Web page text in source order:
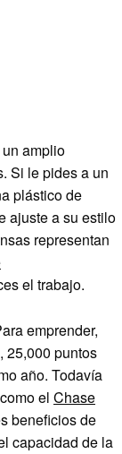
amplio
Si le pides a un
plástico de
ajuste a su estilo
representan
el trabajo.
emprender,
25,000 puntos
año. Todavía
el Chase
beneficios de
capacidad de la